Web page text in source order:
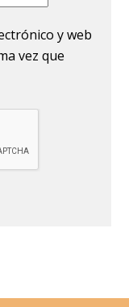
y web
vez que